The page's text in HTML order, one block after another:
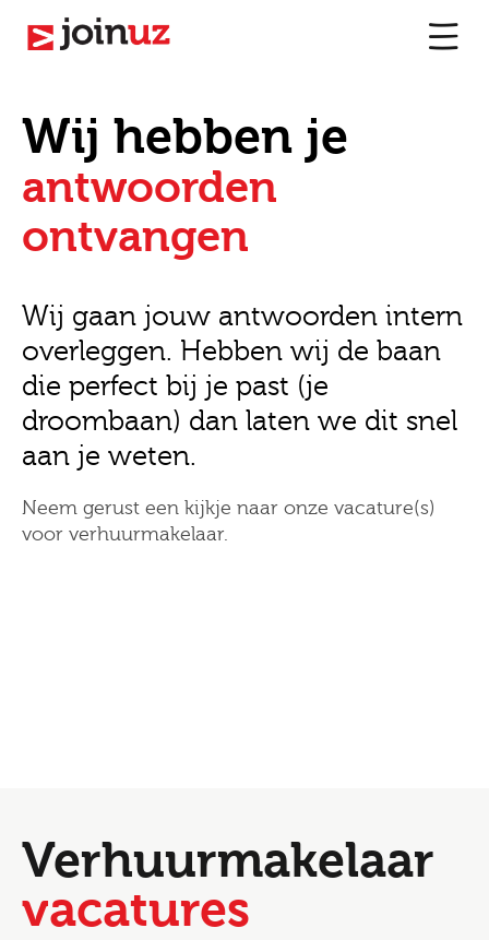
Wij hebben je
antwoorden
ontvangen
Wij gaan jouw antwoorden intern
overleggen. Hebben wij de baan
die perfect bij je past (je
droombaan) dan laten we dit snel
aan je weten.
Neem gerust een kijkje naar onze vacature(s)
voor verhuurmakelaar.
Verhuurmakelaar
vacatures